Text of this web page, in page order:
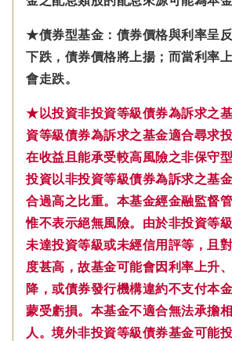
★債券型基金：債券價格與利率呈
下跌，債券價格將上揚；而當利率
會走跌。
★以投資非投資等級債券為訴求之
資等級債券為訴求之基金適合尋求
在收益且能承受較高風險之非保守
投資以非投資等級債券為訴求之基
合過高之比重。本基金經金融監督
惟不表示絕無風險。由於非投資等
未達投資等級或未經信用評等，且
度甚高，故基金可能會因利率上升
降，或債券發行機構違約不支付本
蒙受虧損。本基金不適合無法承擔
人。境外非投資等級債券基金可能